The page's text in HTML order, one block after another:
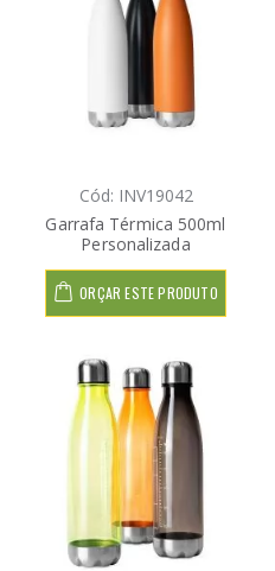
Cód: INV19042
Garrafa Térmica 500ml
Personalizada
ORÇAR ESTE PRODUTO